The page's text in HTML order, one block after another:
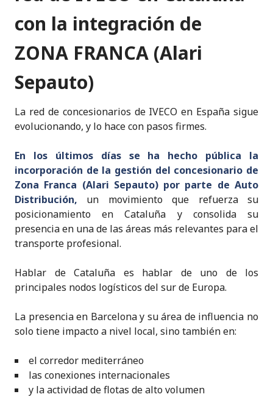
o
k
p
con la integración de
ZONA FRANCA (Alari
Sepauto)
La red de concesionarios de IVECO en España sigue
evolucionando, y lo hace con pasos firmes.
En los últimos días se ha hecho pública la
incorporación de la gestión del concesionario de
Zona Franca (Alari Sepauto) por parte de Auto
Distribución, un movimiento que refuerza su
posicionamiento en Cataluña y consolida su
presencia en una de las áreas más relevantes para el
transporte profesional.
Hablar de Cataluña es hablar de uno de los
principales nodos logísticos del sur de Europa.
La presencia en Barcelona y su área de influencia no
solo tiene impacto a nivel local, sino también en:
el corredor mediterráneo
las conexiones internacionales
y la actividad de flotas de alto volumen